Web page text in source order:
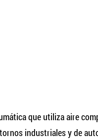
que utiliza aire
industriales y de